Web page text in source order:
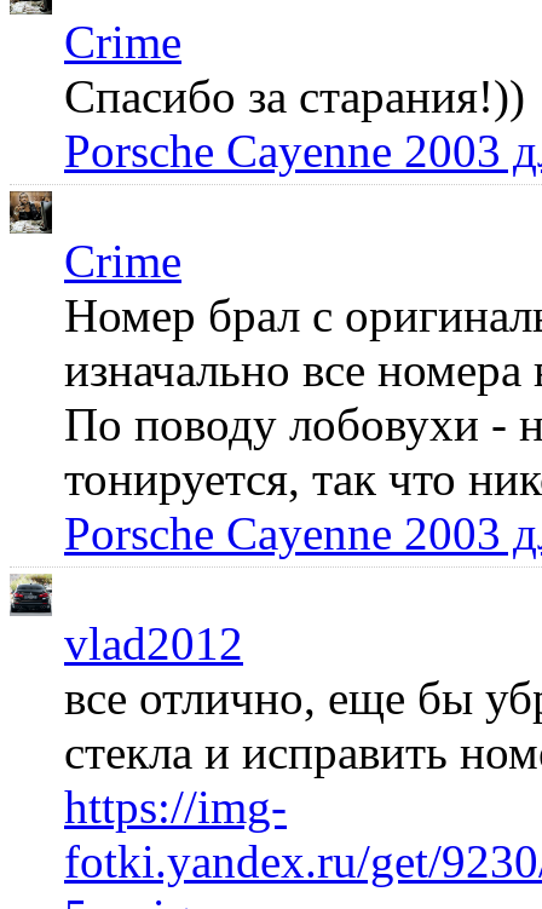
Crime
Спасибо за старания!))
Porsche Cayenne 2003
Crime
Номер брал с
изначально все
По поводу лобовухи -
тонируется, так что
Porsche Cayenne 2003
vlad2012
все отлично, еще бы
стекла и исправить
https://img-
fotki.yandex.ru/get/